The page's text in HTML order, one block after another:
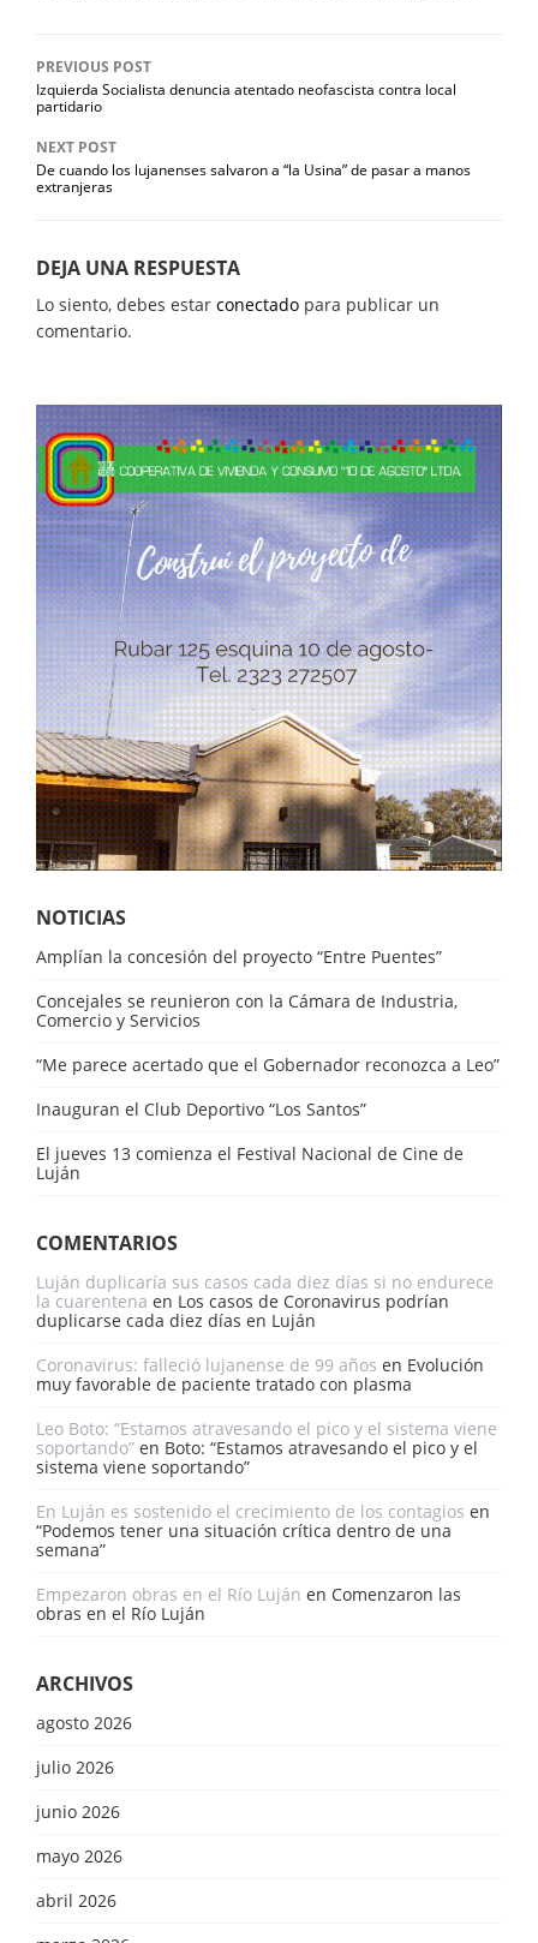
PREVIOUS POST
Izquierda Socialista denuncia atentado neofascista contra local
partidario
NEXT POST
De cuando los lujanenses salvaron a “la Usina” de pasar a manos
extranjeras
DEJA UNA RESPUESTA
Lo siento, debes estar conectado para publicar un
comentario.
NOTICIAS
Amplían la concesión del proyecto “Entre Puentes”
Concejales se reunieron con la Cámara de Industria,
Comercio y Servicios
“Me parece acertado que el Gobernador reconozca a Leo”
Inauguran el Club Deportivo “Los Santos”
El jueves 13 comienza el Festival Nacional de Cine de
Luján
COMENTARIOS
Luján duplicaría sus casos cada diez días si no endurece
la cuarentena en Los casos de Coronavirus podrían
duplicarse cada diez días en Luján
Coronavirus: falleció lujanense de 99 años en Evolución
muy favorable de paciente tratado con plasma
Leo Boto: “Estamos atravesando el pico y el sistema viene
soportando” en Boto: “Estamos atravesando el pico y el
sistema viene soportando”
En Luján es sostenido el crecimiento de los contagios en
“Podemos tener una situación crítica dentro de una
semana”
Empezaron obras en el Río Luján en Comenzaron las
obras en el Río Luján
ARCHIVOS
agosto 2026
julio 2026
junio 2026
mayo 2026
abril 2026